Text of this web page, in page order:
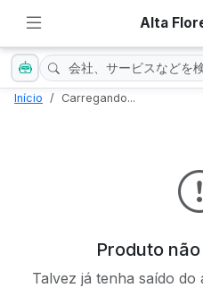
Alta
Início Carregando...
Produto
Talvez já tenha saído do